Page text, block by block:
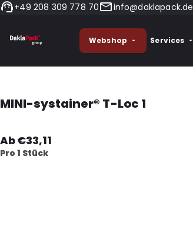
+49 208 309 778 70 info@daklapack.de
Webshop Services
MINI-systainer® T-Loc 1
Ab €33,11
Pro 1 Stück